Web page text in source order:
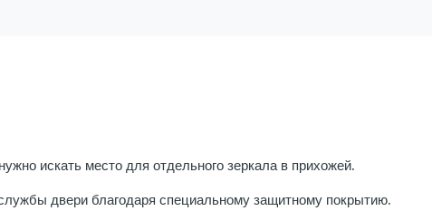
искать место для отдельного зеркала в прихожей.
двери благодаря специальному защитному покрытию.